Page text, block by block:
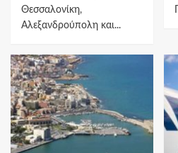
Θεσσαλονίκη,
Αλεξανδρούπολη και...